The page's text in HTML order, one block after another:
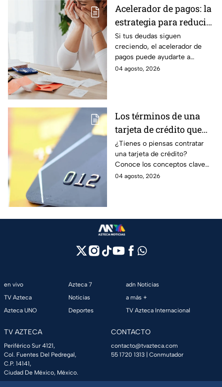
Acelerador de pagos: la
estrategia para reducir
tus deudas más rápido
y recuperar el control
de tus finanzas
Si tus deudas siguen
creciendo, el acelerador de
pagos puede ayudarte a
ordenar tus finanzas, priorizar
04 agosto, 2026
Los términos de una
tarjeta de crédito que
debes entender para
evitar deudas
¿Tienes o piensas contratar
una tarjeta de crédito?
Conoce los conceptos clave
como CAT, fecha de corte,
04 agosto, 2026
en vivo
TV Azteca
Azteca UNO
Azteca 7
Noticias
Deportes
adn Noticias
a más +
TV Azteca Internacional
TV AZTECA
Periférico Sur 4121,
Col. Fuentes Del Pedregal,
C.P. 14141,
Ciudad De México, México.
CONTACTO
contacto@tvazteca.com
55 1720 1313 | Conmutador